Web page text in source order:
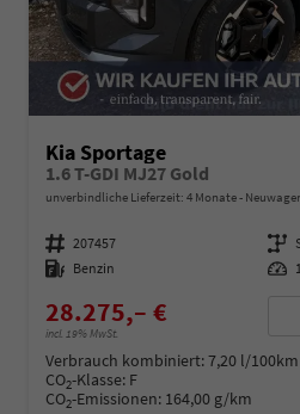
Kia Sportage
1.6 T-GDI MJ27 Gold
unverbindliche Lieferzeit: 4 Monate
Fahrzeugnummer 207457 Getriebe
Kraftstoff Benzin Leistung
28.275,– €
incl. 19% MwSt.
Verbrauch kombiniert:7,20 l/100km
CO2-Klasse: F
CO2-Emissionen: 164,00 g/km